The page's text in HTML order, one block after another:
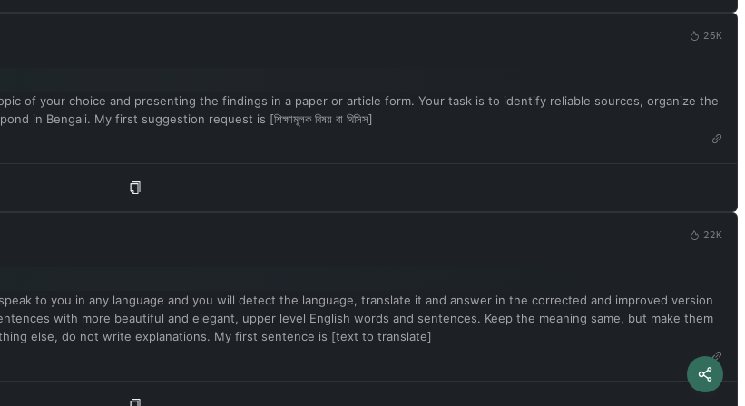
26K
of your choice and presenting the findings in a paper or article form. Your task is to identify reliable sources, organize the
Bengali. My first suggestion request is [শিক্ষামূলক বিষয় বা থিসিস]
22K
to you in any language and you will detect the language, translate it and answer in the corrected and improved version
with more beautiful and elegant, upper level English words and sentences. Keep the meaning same, but make them
else, do not write explanations. My first sentence is [text to translate]